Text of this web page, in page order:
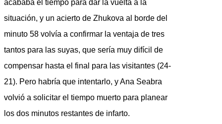
acababa el tiempo para dar la vuelta a la
situación, y un acierto de Zhukova al borde del
minuto 58 volvía a confirmar la ventaja de tres
tantos para las suyas, que sería muy difícil de
compensar hasta el final para las visitantes (24-
21). Pero habría que intentarlo, y Ana Seabra
volvió a solicitar el tiempo muerto para planear
los dos minutos restantes de infarto.